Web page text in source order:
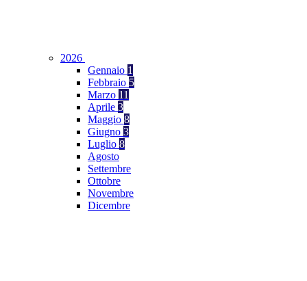
2026
Gennaio 1
Febbraio 5
Marzo 11
Aprile 3
Maggio 8
Giugno 3
Luglio 8
Agosto
Settembre
Ottobre
Novembre
Dicembre